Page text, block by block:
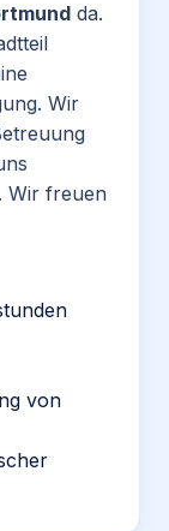
da.
Wir
Wir freuen
von